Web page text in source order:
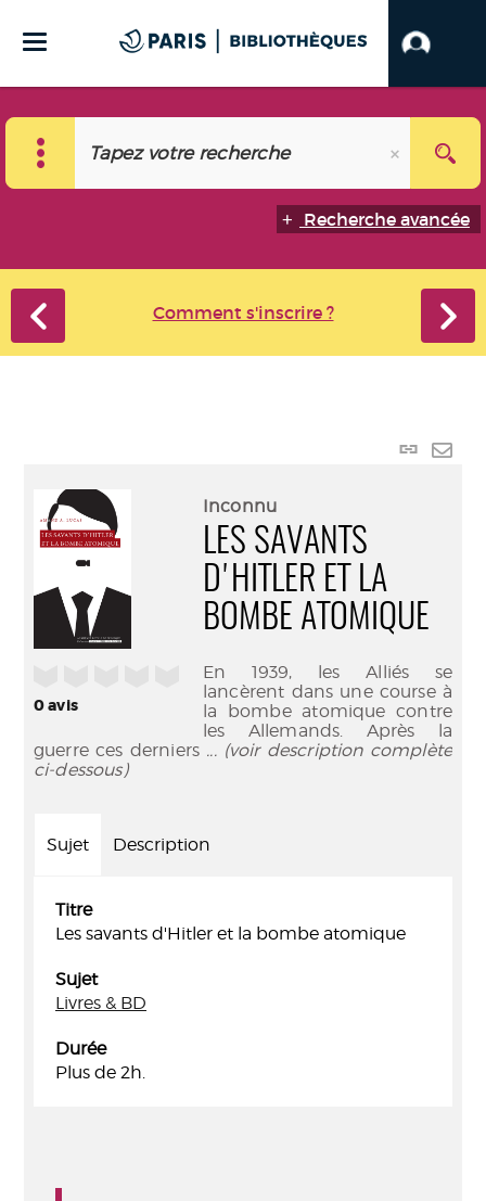
Recherche avancée
Comment s'inscrire ?
Lien
0avis
Inconnu
LES SAVANTS
D'HITLER ET LA
BOMBE ATOMIQUE
En 1939, les Alliés se
lancèrent dans une course à
la bombe atomique contre
les Allemands. Après la
guerre ces derniers ... (voir description complète
ci-dessous)
Sujet Description
Titre
Les savants d'Hitler et la bombe atomique
Sujet
Livres & BD
Durée
Plus de 2h.